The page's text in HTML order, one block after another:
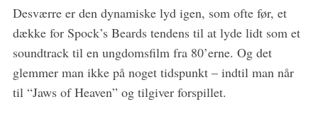
Desværre er den dynamiske lyd igen, som ofte før, et
dække for Spock’s Beards tendens til at lyde lidt som et
soundtrack til en ungdomsfilm fra 80’erne. Og det
glemmer man ikke på noget tidspunkt – indtil man når
til “Jaws of Heaven” og tilgiver forspillet.